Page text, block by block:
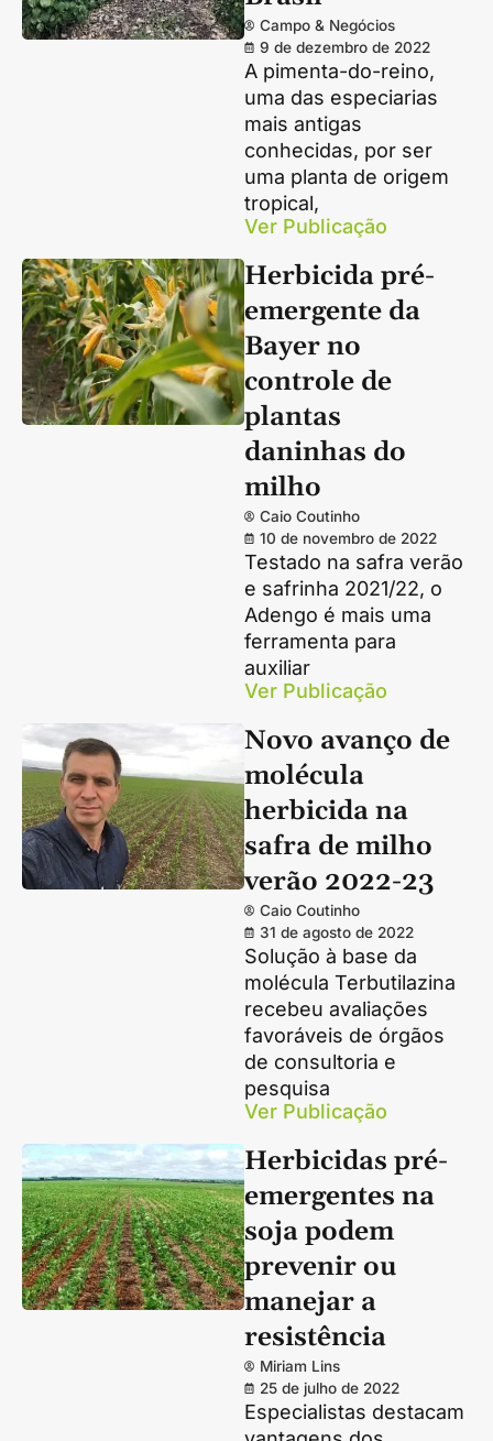
Campo & Negócios
9 de dezembro de 2022
A pimenta-do-reino,
uma das especiarias
mais antigas
conhecidas, por ser
uma planta de origem
tropical,
Ver Publicação
Herbicida pré-
emergente da
Bayer no
controle de
plantas
daninhas do
milho
Caio Coutinho
10 de novembro de 2022
Testado na safra verão
e safrinha 2021/22, o
Adengo é mais uma
ferramenta para
auxiliar
Ver Publicação
Novo avanço de
molécula
herbicida na
safra de milho
verão 2022-23
Caio Coutinho
31 de agosto de 2022
Solução à base da
molécula Terbutilazina
recebeu avaliações
favoráveis de órgãos
de consultoria e
pesquisa
Ver Publicação
Herbicidas pré-
emergentes na
soja podem
prevenir ou
manejar a
resistência
Miriam Lins
25 de julho de 2022
Especialistas destacam